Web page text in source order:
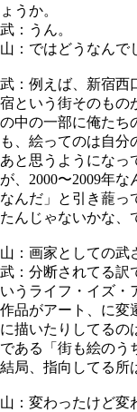
ょうか。
武：うん。
山：ではどうなんで
武：例えば、新宿西
宿という街そのもの
の中の一部に俺たち
も、絵ってのは自分
あと思うようになっ
が、2000〜2009年
なんだ」と引き蘢っ
たんじゃないかな、
山：画家としての武
武：分断されてる訳
いうライフ・イズ・
作品がアート、に変
に描いたりしてるの
である「街も絵のう
結局、指向してる所
山：変わったけど変